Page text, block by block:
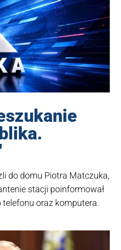
do domu Piotra Matczuka,
stacji poinformował
oraz komputera.